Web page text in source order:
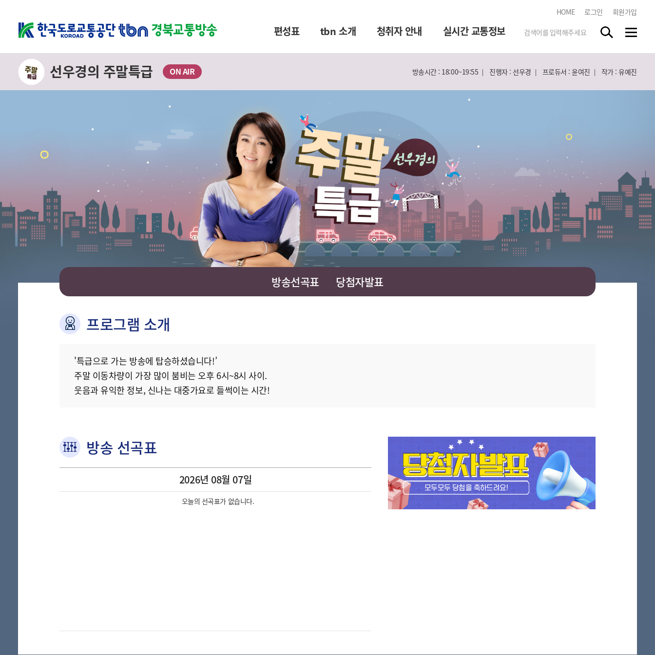
HOME 로그인 회원가입
편성표 tbn 소개 청취자 안내 실시간 교통정보
각 지역 라디오 방송을 청취하실
수 있습니다.
선우경의 주말특급 ON AIR 방송시간 : 18:00~19:55 진행자 : 선우경 프로듀서 : 윤여진 작가 : 유예진
방송선곡표 당첨자발표
프로그램 소개
'특급으로 가는 방송에 탑승하셨습니다!’
주말 이동차량이 가장 많이 붐비는 오후 6시~8시 사이.
웃음과 유익한 정보, 신나는 대중가요로 들썩이는 시간!
방송 선곡표
2026년 08월 07일
오늘의 선곡표가 없습니다.